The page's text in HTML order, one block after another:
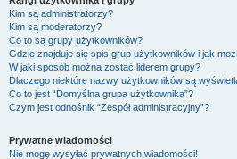
Kim są administratorzy?
Kim są moderatorzy?
Co to są grupy użytkowników?
Gdzie znajduje się spis grup użytkowników i jak
W jaki sposób można zostać liderem grupy?
Dlaczego niektóre nazwy użytkowników są
Co to jest “Domyślna grupa użytkownika”?
Czym jest odnośnik “Zespół administracyjny”?
Prywatne wiadomości
Nie mogę wysyłać prywatnych wiadomości!